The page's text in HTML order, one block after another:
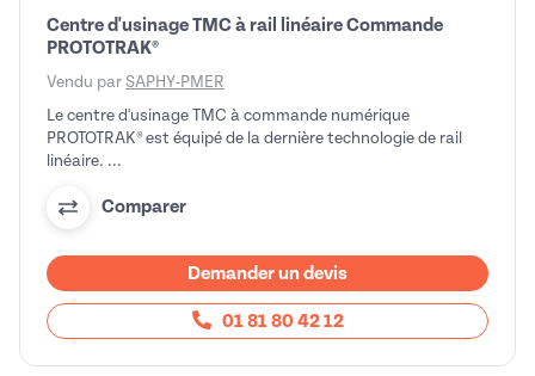
Centre d'usinage TMC à rail linéaire Commande
PROTOTRAK®
Vendu par SAPHY-PMER
Le centre d'usinage TMC à commande numérique
PROTOTRAK® est équipé de la dernière technologie de rail
linéaire. ...
Comparer
Demander un devis
01 81 80 42 12